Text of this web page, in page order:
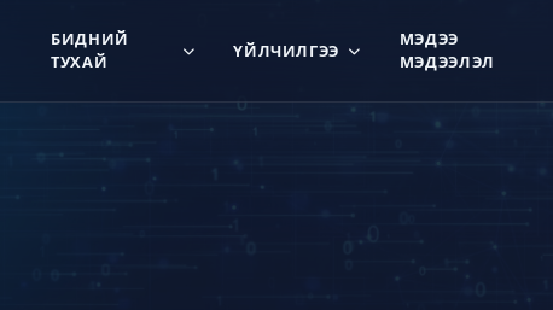
БИДНИЙ
ТУХАЙ
ҮЙЛЧИЛГЭЭ
МЭДЭЭ
МЭДЭЭЛЭЛ